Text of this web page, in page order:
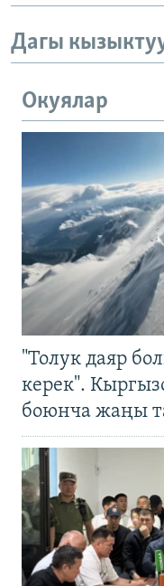
Дагы
Окуялар
"Толук даяр
керек".
боюнча жаңы